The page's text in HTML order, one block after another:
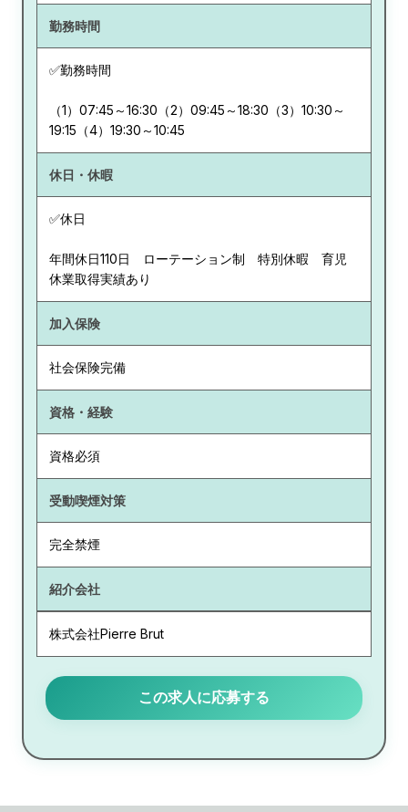
勤務時間
✅勤務時間
（1）07:45～16:30（2）09:45～18:30（3）10:30～
19:15（4）19:30～10:45
休日・休暇
✅休日
年間休日110日 ローテーション制 特別休暇 育児
休業取得実績あり
加入保険
社会保険完備
資格・経験
資格必須
受動喫煙対策
完全禁煙
紹介会社
株式会社Pierre Brut
この求人に応募する